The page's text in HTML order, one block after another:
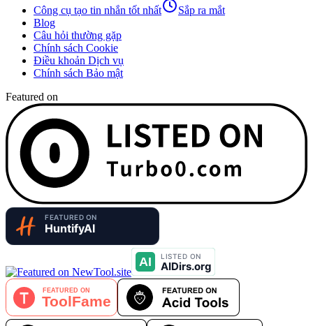
Công cụ tạo tin nhắn tốt nhất
Sắp ra mắt
Blog
Câu hỏi thường gặp
Chính sách Cookie
Điều khoản Dịch vụ
Chính sách Bảo mật
Featured on